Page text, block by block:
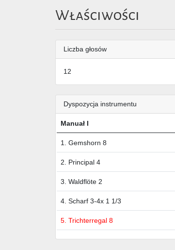
Właściwości
Liczba głosów
12
Dyspozycja instrumentu
Manuał I
1. Gemshorn 8
2. Principal 4
3. Waldflöte 2
4. Scharf 3-4x 1 1/3
5. Trichterregal 8